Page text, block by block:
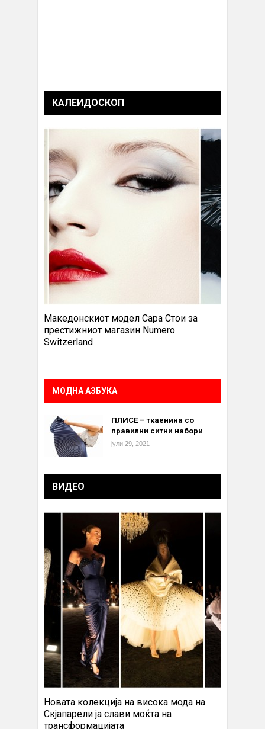
КАЛЕИДОСКОП
Македонскиот модел Сара Стои за
престижниот магазин Numero
Switzerland
МОДНА АЗБУКА
ПЛИСЕ – ткаенина со
правилни ситни набори
јули 29, 2021
ВИДЕО
Новата колекција на висока мода на
Скјапарели ја слави моќта на
трансформацијата